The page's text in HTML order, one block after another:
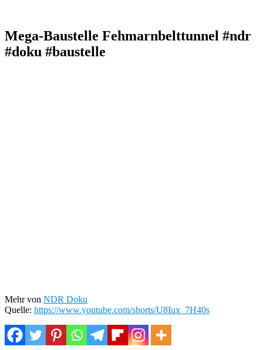
Mega-Baustelle Fehmarnbelttunnel #ndr
#doku #baustelle
Mehr von NDR Doku
Quelle: https://www.youtube.com/shorts/U8Iux_7H40s